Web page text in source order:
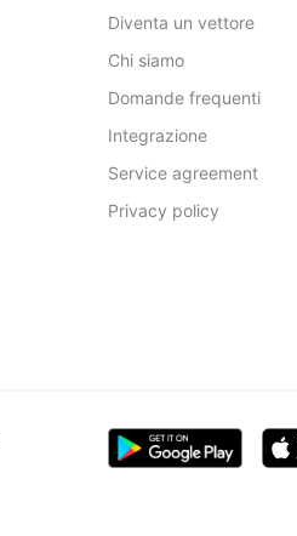
Diventa un vettore
Chi siamo
Domande frequenti
Integrazione
Service agreement
Privacy policy